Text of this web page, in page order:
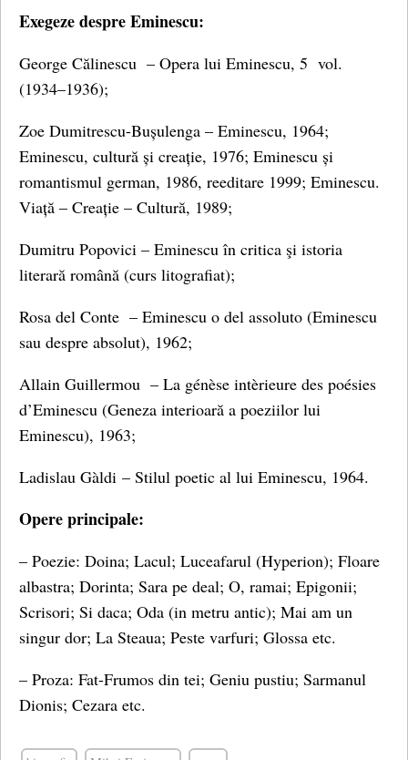
Exegeze despre Eminescu:
George Călinescu – Opera lui Eminescu, 5 vol.
(1934–1936);
Zoe Dumitrescu-Bușulenga – Eminescu, 1964;
Eminescu, cultură și creație, 1976; Eminescu și
romantismul german, 1986, reeditare 1999; Eminescu.
Viață – Creație – Cultură, 1989;
Dumitru Popovici – Eminescu în critica şi istoria
literară română (curs litografiat);
Rosa del Conte – Eminescu o del assoluto (Eminescu
sau despre absolut), 1962;
Allain Guillermou – La génèse intèrieure des poésies
d’Eminescu (Geneza interioară a poeziilor lui
Eminescu), 1963;
Ladislau Gàldi – Stilul poetic al lui Eminescu, 1964.
Opere principale:
– Poezie: Doina; Lacul; Luceafarul (Hyperion); Floare
albastra; Dorinta; Sara pe deal; O, ramai; Epigonii;
Scrisori; Si daca; Oda (in metru antic); Mai am un
singur dor; La Steaua; Peste varfuri; Glossa etc.
– Proza: Fat-Frumos din tei; Geniu pustiu; Sarmanul
Dionis; Cezara etc.